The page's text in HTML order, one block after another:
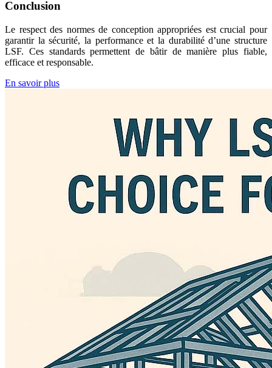
Conclusion
Le respect des normes de conception appropriées est crucial pour
garantir la sécurité, la performance et la durabilité d’une structure
LSF. Ces standards permettent de bâtir de manière plus fiable,
efficace et responsable.
En savoir plus